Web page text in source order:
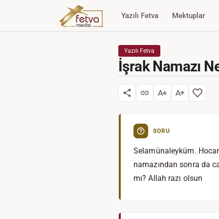
Yazılı Fetva Mektuplar
Yazılı Fetva
İşrak Namazı
SORU
Selamünaleyküm.
namazından sonra da
mı? Allah razı olsun